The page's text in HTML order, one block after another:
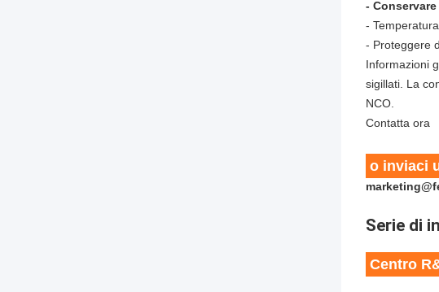
-
-
- Proteggere
Informazioni
sigillati. La
NCO.
Contatta ora
o inviaci
Serie di
Centro